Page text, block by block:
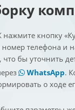
кнопку
телефона и
бы уточнить
WhatsApp.
о ходе